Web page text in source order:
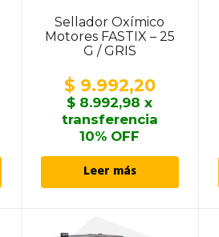
Sellador Oxímico
Motores FASTIX – 25
G / GRIS
$ 9.992,20
$ 8.992,98 x
transferencia
10% OFF
Leer más